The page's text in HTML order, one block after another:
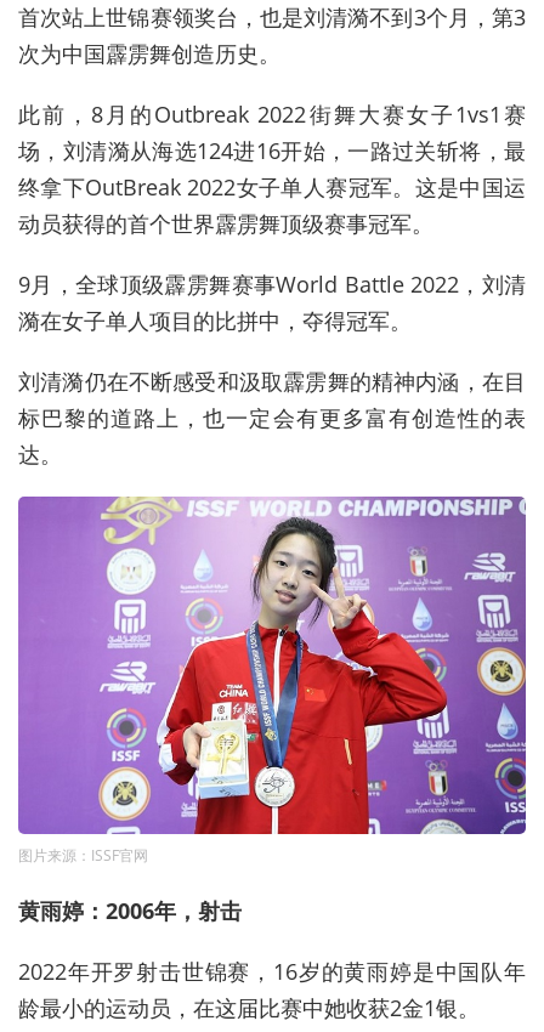
首次站上世锦赛领奖台，也是刘清漪不到3个月，第3
次为中国霹雳舞创造历史。
此前，8月的Outbreak 2022街舞大赛女子1vs1赛
场，刘清漪从海选124进16开始，一路过关斩将，最
终拿下OutBreak 2022女子单人赛冠军。这是中国运
动员获得的首个世界霹雳舞顶级赛事冠军。
9月，全球顶级霹雳舞赛事World Battle 2022，刘清
漪在女子单人项目的比拼中，夺得冠军。
刘清漪仍在不断感受和汲取霹雳舞的精神内涵，在目
标巴黎的道路上，也一定会有更多富有创造性的表
达。
图片来源：ISSF官网
黄雨婷：2006年，射击
2022年开罗射击世锦赛，16岁的黄雨婷是中国队年
龄最小的运动员，在这届比赛中她收获2金1银。